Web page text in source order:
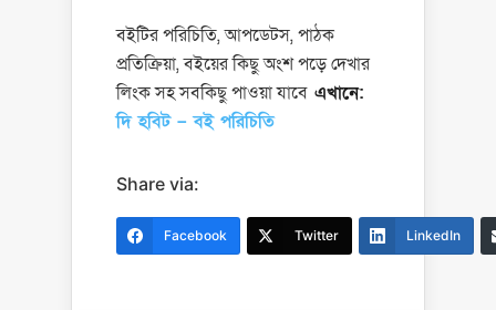
বইটির পরিচিতি, আপডেটস, পাঠক
প্রতিক্রিয়া, বইয়ের কিছু অংশ পড়ে দেখার
লিংক সহ সবকিছু পাওয়া যাবে এখানে:
দি হবিট – বই পরিচিতি
Share via:
Facebook Twitter LinkedIn